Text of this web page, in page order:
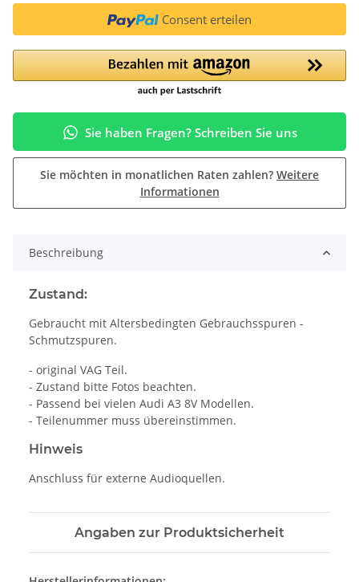
Consent erteilen
Sie haben Fragen? Schreiben Sie uns
Sie möchten in monatlichen Raten zahlen? Weitere
Informationen
Beschreibung
Zustand:
Gebraucht mit Altersbedingten Gebrauchsspuren -
Schmutzspuren.
- original VAG Teil.
- Zustand bitte Fotos beachten.
- Passend bei vielen Audi A3 8V Modellen.
- Teilenummer muss übereinstimmen.
Hinweis
Anschluss für externe Audioquellen.
Angaben zur Produktsicherheit